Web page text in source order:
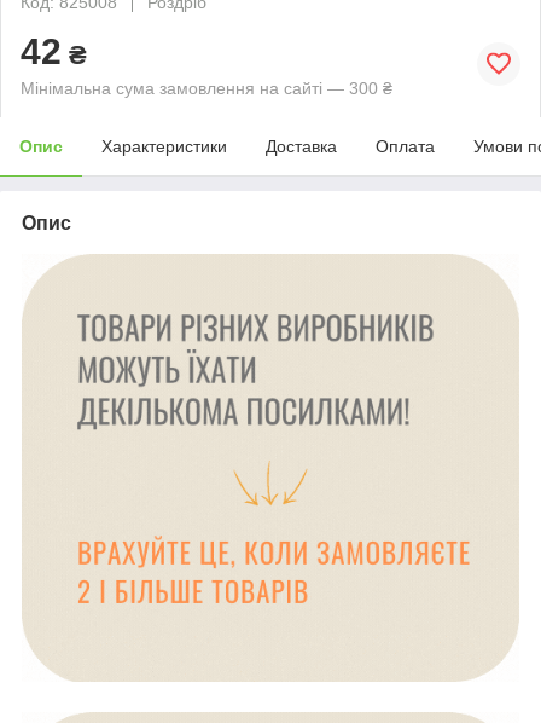
42 ₴
Мінімальна сума замовлення на сайті — 300 ₴
Опис Характеристики Доставка Оплата Умови
Опис